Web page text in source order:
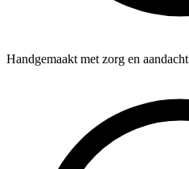
Handgemaakt met zorg en aandacht